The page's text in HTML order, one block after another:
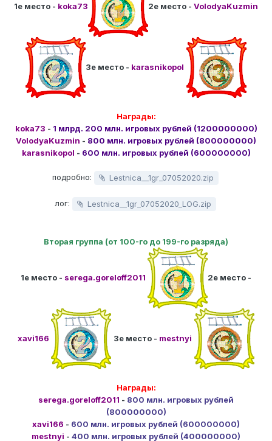
1е место - koka73 2е место - VolodyaKuzmin
3е место - karasnikopol
Награды:
koka73 - 1 млрд. 200 млн. игровых рублей (1200000000)
VolodyaKuzmin - 800 млн. игровых рублей (800000000)
karasnikopol - 600 млн. игровых рублей (600000000)
подробно: Lestnica__1gr_07052020.zip
лог: Lestnica__1gr_07052020_LOG.zip
Вторая группа (от 100-го до 199-го разряда)
1е место - serega.goreloff2011 2е место -
xavi166 3е место - mestnyi
Награды:
serega.goreloff2011 - 800 млн. игровых рублей
(800000000)
xavi166 - 600 млн. игровых рублей (600000000)
mestnyi - 400 млн. игровых рублей (400000000)